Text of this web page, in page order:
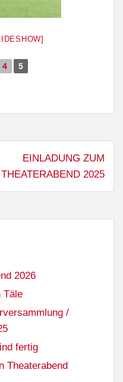
4 5
EINLADUNG ZUM
THEATERABEND 2025
2026
Täle
/
fertig
Theaterabend